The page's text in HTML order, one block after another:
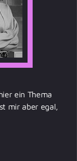
ein Thema
mir aber egal,